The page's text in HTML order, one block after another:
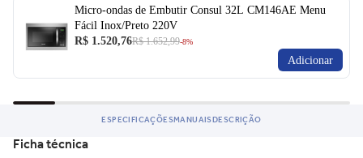
Micro-ondas de Embutir Consul 32L CM146AE Menu
Fácil Inox/Preto 220V
R$ 1.520,76R$ 1.652,99-8%
Adicionar
ESPECIFICAÇÕESMANUAISDESCRIÇÃO
Ficha técnica